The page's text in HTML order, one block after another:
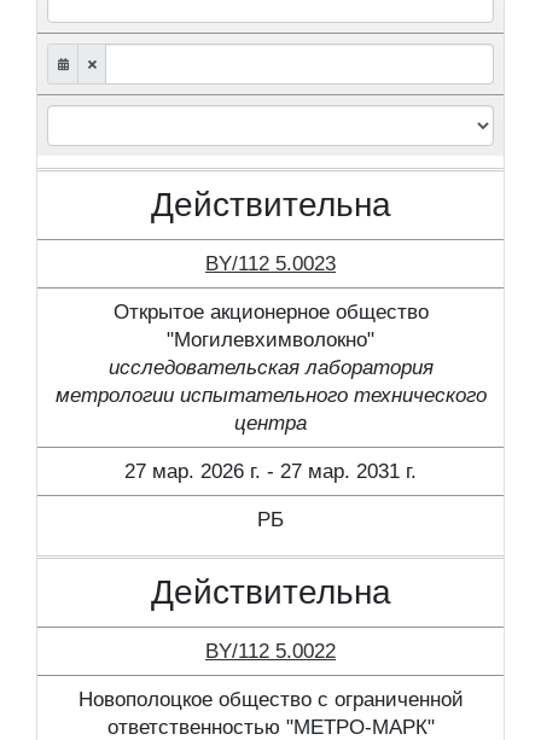
Действительна
BY/112 5.0023
Открытое акционерное общество
"Могилевхимволокно"
исследовательская лаборатория
метрологии испытательного технического
центра
27 мар. 2026 г. - 27 мар. 2031 г.
РБ
Действительна
BY/112 5.0022
Новополоцкое общество с ограниченной
ответственностью "МЕТРО-МАРК"